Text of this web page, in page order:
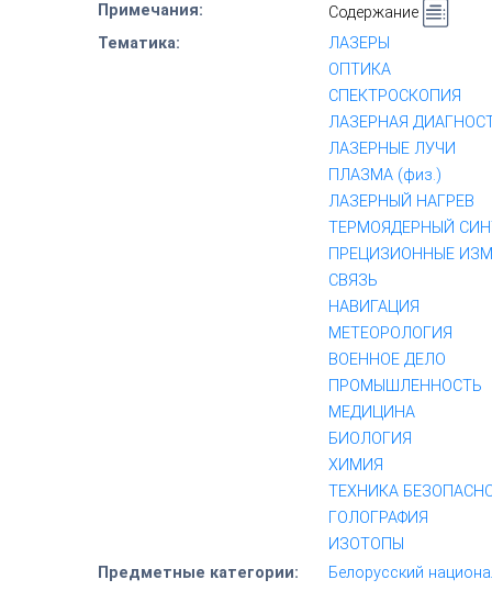
Примечания:
Содержание
Тематика:
ЛАЗЕРЫ
ОПТИКА
СПЕКТРОСКОПИЯ
ЛАЗЕРНАЯ
ЛАЗЕРНЫЕ ЛУЧИ
ПЛАЗМА (физ.)
ЛАЗЕРНЫЙ НАГРЕВ
ТЕРМОЯДЕРНЫЙ
ПРЕЦИЗИОННЫЕ
СВЯЗЬ
НАВИГАЦИЯ
МЕТЕОРОЛОГИЯ
ВОЕННОЕ ДЕЛО
ПРОМЫШЛЕННОСТЬ
МЕДИЦИНА
БИОЛОГИЯ
ХИМИЯ
ТЕХНИКА
ГОЛОГРАФИЯ
ИЗОТОПЫ
Предметные категории:
Белорусский